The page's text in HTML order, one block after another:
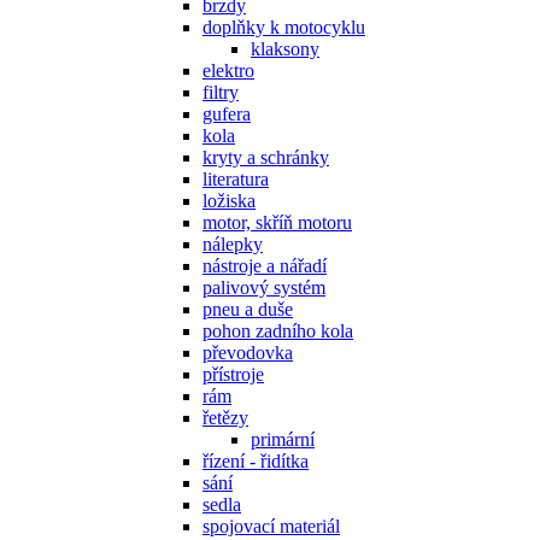
brzdy
doplňky k motocyklu
klaksony
elektro
filtry
gufera
kola
kryty a schránky
literatura
ložiska
motor, skříň motoru
nálepky
nástroje a nářadí
palivový systém
pneu a duše
pohon zadního kola
převodovka
přístroje
rám
řetězy
primární
řízení - řidítka
sání
sedla
spojovací materiál